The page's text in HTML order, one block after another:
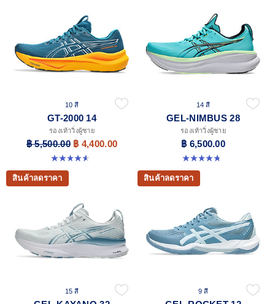
10 สี
GT-2000 14
รองเท้าวิ่งผู้ชาย
฿ 5,500.00 ฿ 4,400.00
4.6 จาก 5 ดาว 236 รีวิว
14 สี
GEL-NIMBUS 28
รองเท้าวิ่งผู้ชาย
฿ 6,500.00
4.7 จาก 5 ดาว 280 รีวิว
สินค้าลดราคา
15 สี
สินค้าลดราคา
9 สี